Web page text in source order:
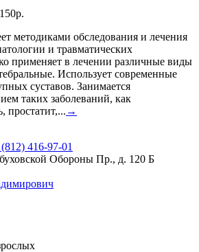
методиками обследования и лечения
и травматических
применяет в лечении различные виды
Использует современные
суставов. Занимается
таких заболеваний, как
простатит,... →
416-97-01
Обороны Пр., д. 120 Б